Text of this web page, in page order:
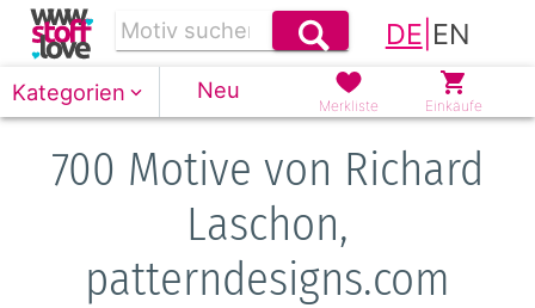
DE EN
Kategorien Neu
Merkliste Einkäufe
700 Motive von Richard
Laschon,
patterndesigns.com